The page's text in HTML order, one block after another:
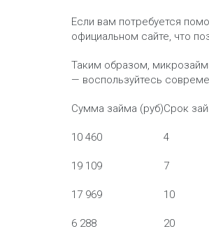
Если вам потребуется
официальном сайте, что
Таким образом,
— воспользуйтесь
Сумма займа (руб)Срок
10 460 4
19 109 7
17 969 10
6 288 20